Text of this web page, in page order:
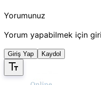
Yorumunuz
Yorum yapabilmek için
Giriş Yap Kaydol